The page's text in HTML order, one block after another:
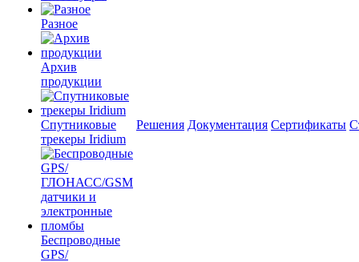
Разное
Архив
продукции
Спутниковые
трекеры Iridium
Беспроводные
GPS/
Решения Документация Сертификаты